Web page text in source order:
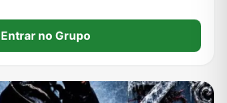
Entrar no Grupo